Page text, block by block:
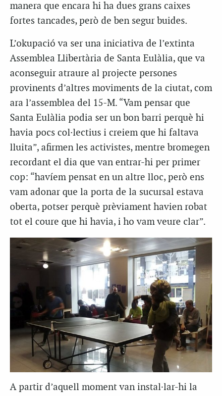
manera que encara hi ha dues grans caixes
fortes tancades, però de ben segur buides.
L’okupació va ser una iniciativa de l’extinta
Assemblea Llibertària de Santa Eulàlia, que va
aconseguir atraure al projecte persones
provinents d’altres moviments de la ciutat, com
ara l’assemblea del 15-M. “Vam pensar que
Santa Eulàlia podia ser un bon barri perquè hi
havia pocs col·lectius i creiem que hi faltava
lluita”, afirmen les activistes, mentre bromegen
recordant el dia que van entrar-hi per primer
cop: “havíem pensat en un altre lloc, però ens
vam adonar que la porta de la sucursal estava
oberta, potser perquè prèviament havien robat
tot el coure que hi havia, i ho vam veure clar”.
A partir d’aquell moment van instal·lar-hi la